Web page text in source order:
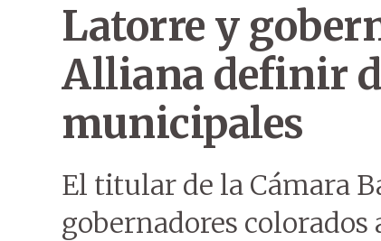
Latorre y
Alliana definir
municipales
El titular de la Cámara
gobernadores